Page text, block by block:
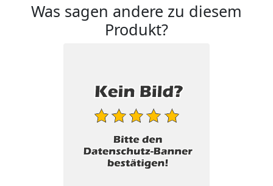
Was sagen andere zu diesem
Produkt?